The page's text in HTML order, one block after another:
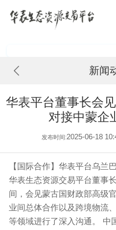
新闻
华表平台董事长会
对接中蒙企
发布时间:2025-06-18
【国际合作】华表平台乌兰
华表生态资源交易平台董事
间，会见蒙古国财政部高级
业间总体合作以及跨境物流
等领域进行了深入沟通。 中